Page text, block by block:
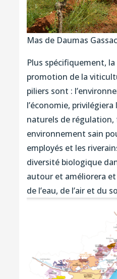
Mas de Daumas Gassac
Plus spécifiquement,
promotion de la
piliers sont :
l’économie,
naturels de régulation,
environnement sain
employés et les
diversité biologique
autour et améliorera
de l’eau, de l’air et du